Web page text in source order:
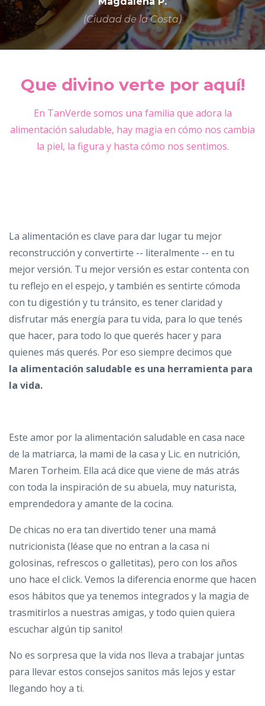
(Ciudad de la Costa)
Que divino verte por aquí!
En TanVerde somos una familia que adora la
alimentación saludable, hay magia en cómo nos cambia
la piel, la figura y hasta cómo nos sentimos.
La alimentación es clave para dar lugar tu mejor
reconstrucción y convertirte -- literalmente -- en tu
mejor versión. Tu mejor versión es estar contenta con
tu reflejo en el espejo, y también es sentirte cómoda
con tu digestión y tu tránsito, es tener claridad y
disfrutar más energía para tu vida, para lo que tenés
que hacer, para todo lo que querés hacer y para
quienes más querés. Por eso siempre decimos que
la alimentación saludable es una herramienta para
la vida.
Este amor por la alimentación saludable en casa nace
de la matriarca, la mami de la casa y Lic. en nutrición,
Maren Torheim. Ella acá dice que viene de más atrás
con toda la inspiración de su abuela, muy naturista,
emprendedora y amante de la cocina.
De chicas no era tan divertido tener una mamá
nutricionista (léase que no entran a la casa ni
golosinas, refrescos o galletitas), pero con los años
uno hace el click. Vemos la diferencia enorme que hacen
esos hábitos que ya tenemos integrados y la magia de
trasmitirlos a nuestras amigas, y todo quien quiera
escuchar algún tip sanito!
No es sorpresa que la vida nos lleva a trabajar juntas
para llevar estos consejos sanitos más lejos y estar
llegando hoy a ti.